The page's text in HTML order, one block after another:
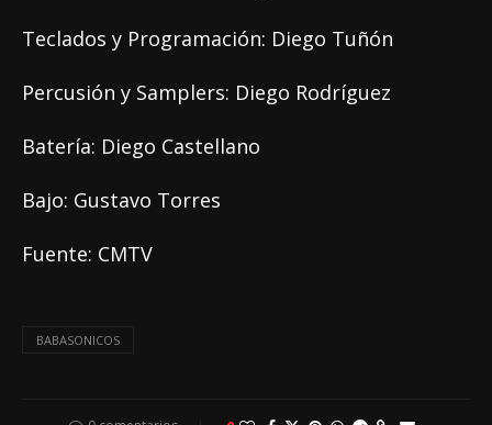
Teclados y Programación: Diego Tuñón
Percusión y Samplers: Diego Rodríguez
Batería: Diego Castellano
Bajo: Gustavo Torres
Fuente: CMTV
BABASONICOS